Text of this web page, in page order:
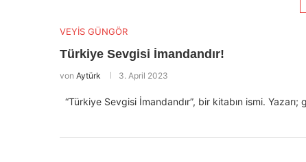
VEYİS GÜNGÖR
Türkiye Sevgisi İmandandır!
von Aytürk 3. April 2023
“Türkiye Sevgisi İmandandır”, bir kitabın ismi.